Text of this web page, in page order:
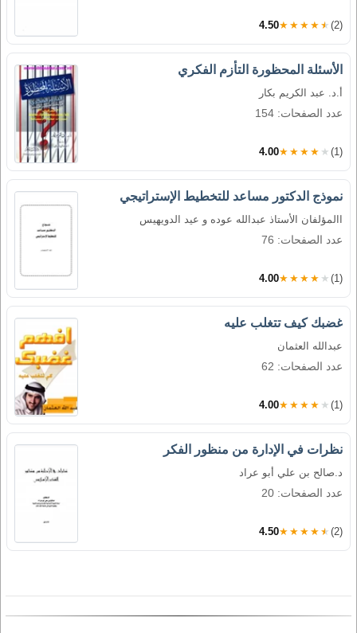
4.50★★★★★ (2)
الأسئلة المحظورة التأزم الفكري
أ.د. عبد الكريم بكار
عدد الصفحات: 154
4.00★★★★★ (1)
نموذج الدكتور مساعد للتخطيط الإستراتيجي
االمؤلفان الأستاذ عبدالله عوده و عيد الدويهيس
عدد الصفحات: 76
4.00★★★★★ (1)
غضبك كيف تتغلب عليه
عبدالله العثمان
عدد الصفحات: 62
4.00★★★★★ (1)
نظرات في الإدارة من منظور الفكر
د.صالح بن علي أبو عراد
عدد الصفحات: 20
4.50★★★★★ (2)